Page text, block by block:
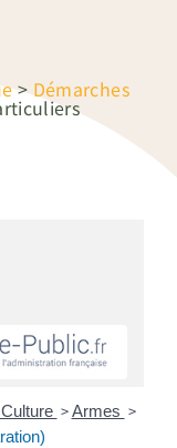
>Démarches
> Armes >